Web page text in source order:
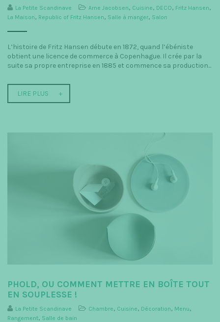
La Petite Scandinave Arne Jacobsen, Cuisine, DECO, Fritz Hansen,
La Maison, Republic of Fritz Hansen, Salle à manger, Salon
L’histoire de Fritz Hansen débute en 1872, quand l’ébéniste
obtient une licence de commerce à Copenhague. Il crée par la
suite sa propre entreprise en 1885 et commence sa production...
LIRE PLUS
PHOLD, OU COMMENT METTRE EN BOÎTE TOUT
EN SOUPLESSE !
La Petite Scandinave Chambre, Cuisine, Décoration, Menu,
Rangement, Salle de bain